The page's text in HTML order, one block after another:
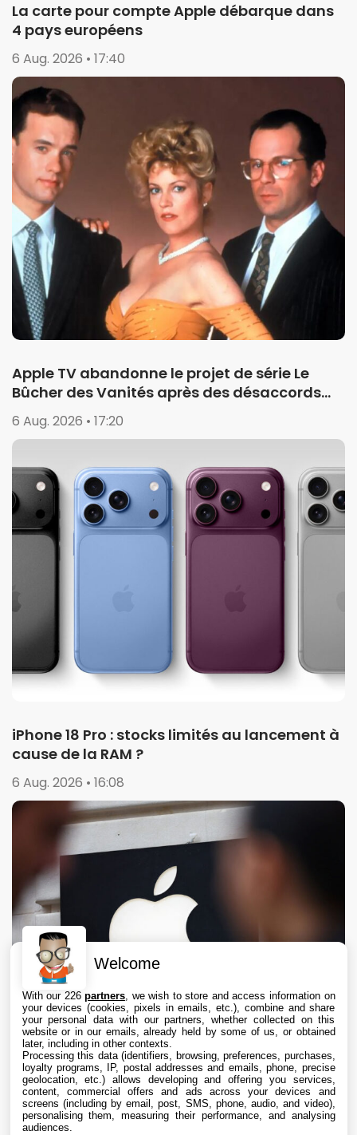
La carte pour compte Apple débarque dans
4 pays européens
6 Aug. 2026 • 17:40
Apple TV abandonne le projet de série Le
Bûcher des Vanités après des désaccords
créatifs
6 Aug. 2026 • 17:20
iPhone 18 Pro : stocks limités au lancement à
cause de la RAM ?
6 Aug. 2026 • 16:08
Apple échoue à obtenir de la RAM chinoise
moins chère
Welcome
With our 226partners , we wish to store and access information on
your devices (cookies, pixels in emails, etc.), combine and share
your personal data with our partners, whether collected on this
website or in our emails, already held by some of us, or obtained
later, including in other contexts.
Processing this data (identifiers, browsing, preferences, purchases,
loyalty programs, IP, postal addresses and emails, phone, precise
geolocation, etc.) allows developing and offering you services,
content, commercial offers and ads across your devices and
screens (including by email, post, SMS, phone, audio, and video),
personalising them, measuring their performance, and analysing
audiences.